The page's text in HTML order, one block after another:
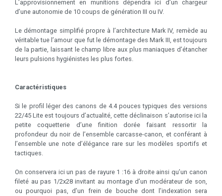
L’approvisionnement en munitions dépendra ici d’un chargeur
d’une autonomie de 10 coups de génération III ou IV.
Le démontage simplifié propre à l’architecture Mark IV, remède au
véritable tue l’amour que fut le démontage des Mark III, est toujours
de la partie, laissant le champ libre aux plus maniaques d’étancher
leurs pulsions hygiénistes les plus fortes.
Caractéristiques
Si le profil léger des canons de 4.4 pouces typiques des versions
22/45 Lite est toujours d’actualité, cette déclinaison s’autorise ici la
petite coquetterie d’une finition dorée faisant ressortir la
profondeur du noir de l’ensemble carcasse-canon, et conférant à
l’ensemble une note d’élégance rare sur les modèles sportifs et
tactiques.
On conservera ici un pas de rayure 1 :16 à droite ainsi qu’un canon
fileté au pas 1/2x28 invitant au montage d’un modérateur de son,
ou pourquoi pas, d’un frein de bouche dont l’indexation sera